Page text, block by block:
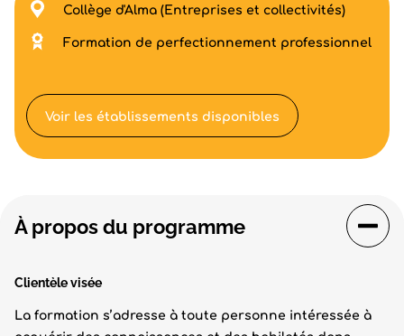
À propos du programme
Clientèle visée
La formation s’adresse à toute personne intéressée à
Collège d'Alma (Entreprises et collectivités)
Formation de perfectionnement professionnel
Voir les établissements disponibles